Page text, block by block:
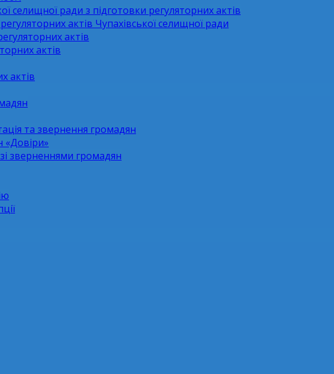
селищної ради з підготовки регуляторних актів
актів Чупахівської селищної ради
актів
актів
актів
та звернення громадян
«Довіри»
зверненнями громадян